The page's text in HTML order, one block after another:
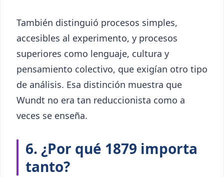
También distinguió procesos simples,
accesibles al experimento, y procesos
superiores como lenguaje, cultura y
pensamiento colectivo, que exigían otro tipo
de análisis. Esa distinción muestra que
Wundt no era tan reduccionista como a
veces se enseña.
6. ¿Por qué 1879 importa
tanto?